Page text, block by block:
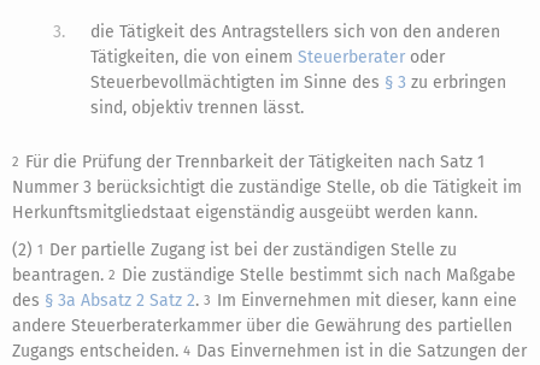
3.
die Tätigkeit des Antragstellers sich von den anderen
Tätigkeiten, die von einemSteuerberater oder
Steuerbevollmächtigten im Sinne des § 3 zu erbringen
sind, objektiv trennen lässt.
2 Für die Prüfung der Trennbarkeit der Tätigkeiten nach Satz 1
Nummer 3 berücksichtigt die zuständige Stelle, ob die Tätigkeit im
Herkunftsmitgliedstaat eigenständig ausgeübt werden kann.
(2) 1
Der partielle Zugang ist bei der zuständigen Stelle zu
beantragen. 2 Die zuständige Stelle bestimmt sich nach Maßgabe
des § 3a Absatz 2 Satz 2. 3 Im Einvernehmen mit dieser, kann eine
andere Steuerberaterkammer über die Gewährung des partiellen
Zugangs entscheiden. 4 Das Einvernehmen ist in die Satzungen der